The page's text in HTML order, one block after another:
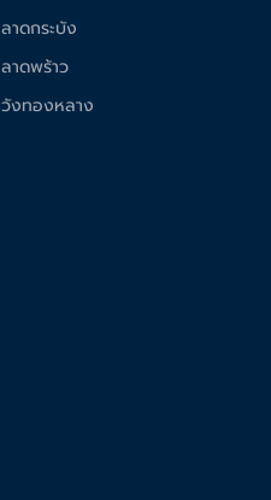
ลาดกระบัง
ลาดพร้าว
วังทองหลาง